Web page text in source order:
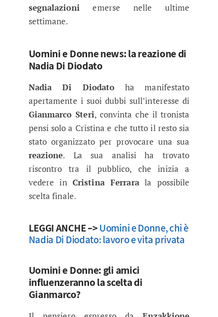
segnalazioniemerse nelle ultime
settimane.
Uomini e Donne news: la reazione di
Nadia Di Diodato
Nadia Di Diodato ha manifestato
apertamente i suoi dubbi sull’interesse di
Gianmarco Steri, convinta che il tronista
pensi solo a Cristina e che tutto il resto sia
stato organizzato per provocare una sua
reazione. La sua analisi ha trovato
riscontro tra il pubblico, che inizia a
vedere in Cristina Ferrarala possibile
scelta finale.
LEGGI ANCHE –>Uomini e Donne, chi è
Nadia Di Diodato: lavoro e vita privata
Uomini e Donne: gli amici
influenzeranno la scelta di
Gianmarco?